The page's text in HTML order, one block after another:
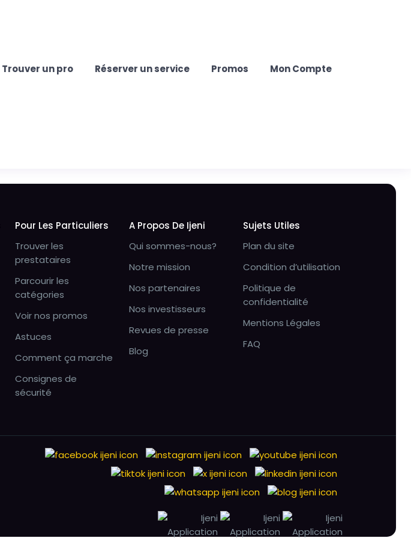
Trouver un pro Réserver un service Promos Mon Compte
Pour Les Particuliers
Trouver les
prestataires
Parcourir les
catégories
Voir nos promos
Astuces
Comment ça marche
Consignes de
sécurité
A Propos De Ijeni
Qui sommes-nous?
Notre mission
Nos partenaires
Nos investisseurs
Revues de presse
Blog
Sujets Utiles
Plan du site
Condition d’utilisation
Politique de
confidentialité
Mentions Légales
FAQ